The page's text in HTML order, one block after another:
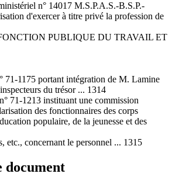
n° 14017 M.S.P.A.S.-B.S.P.-
d'exercer à titre privé la profession de
PUBLIQUE DU TRAVAIL ET
71-1175 portant intégration de M. Lamine
du trésor ... 1314
71-1213 instituant une commission
des fonctionnaires des corps
populaire, de la jeunesse et des
etc., concernant le personnel ... 1315
document